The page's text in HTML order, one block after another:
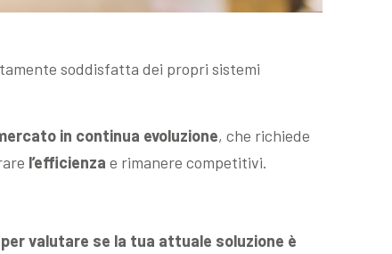
soddisfatta dei propri sistemi
in continua evoluzione, che richiede
l’efficienza e rimanere competitivi.
valutare se la tua attuale soluzione è